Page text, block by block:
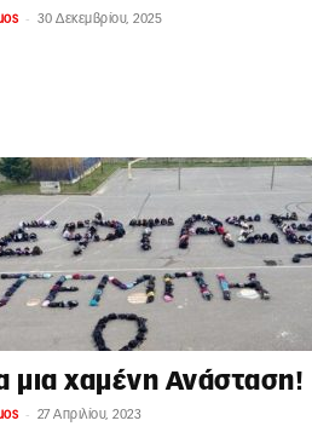
- 30 Δεκεμβρίου, 2025
μια χαμένη Ανάσταση!
- 27 Απριλίου, 2023